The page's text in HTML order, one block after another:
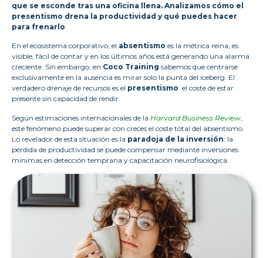
que se esconde tras una oficina llena. Analizamos cómo el
presentismo drena la productividad y qué puedes hacer
para frenarlo
En el ecosistema corporativo, el absentismo es la métrica reina; es
visible, fácil de contar y en los últimos años está generando una alarma
creciente. Sin embargo, en Coco Training sabemos que centrarse
exclusivamente en la ausencia es mirar solo la punta del iceberg. El
verdadero drenaje de recursos es el presentismo: el coste de estar
presente sin capacidad de rendir.
Según estimaciones internacionales de la Harvard Business Review
este fenómeno puede superar con creces el coste total del absentismo.
Lo revelador de esta situación es la paradoja de la inversión: la
pérdida de productividad se puede compensar mediante inversiones
mínimas en detección temprana y capacitación neurofisiológica.